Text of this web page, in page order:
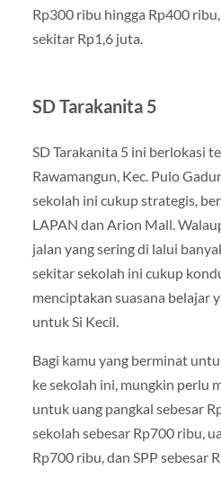
Rp300 ribu hingga Rp400
sekitar Rp1,6 juta.
SD Tarakanita 5
SD Tarakanita 5 ini berlokasi
Rawamangun, Kec. Pulo
sekolah ini cukup strategis,
LAPAN dan Arion Mall.
jalan yang sering di lalui
sekitar sekolah ini cukup
menciptakan suasana belajar
untuk Si Kecil.
Bagi kamu yang berminat
ke sekolah ini, mungkin perlu
untuk uang pangkal sebesar
sekolah sebesar Rp700 ribu,
Rp700 ribu, dan SPP sebesar